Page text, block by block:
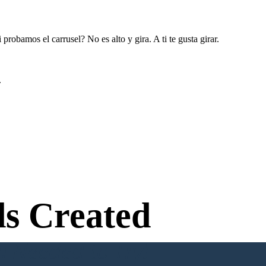
el carrusel? No es alto y gira. A ti te gusta girar.
Created
Needed to Try!